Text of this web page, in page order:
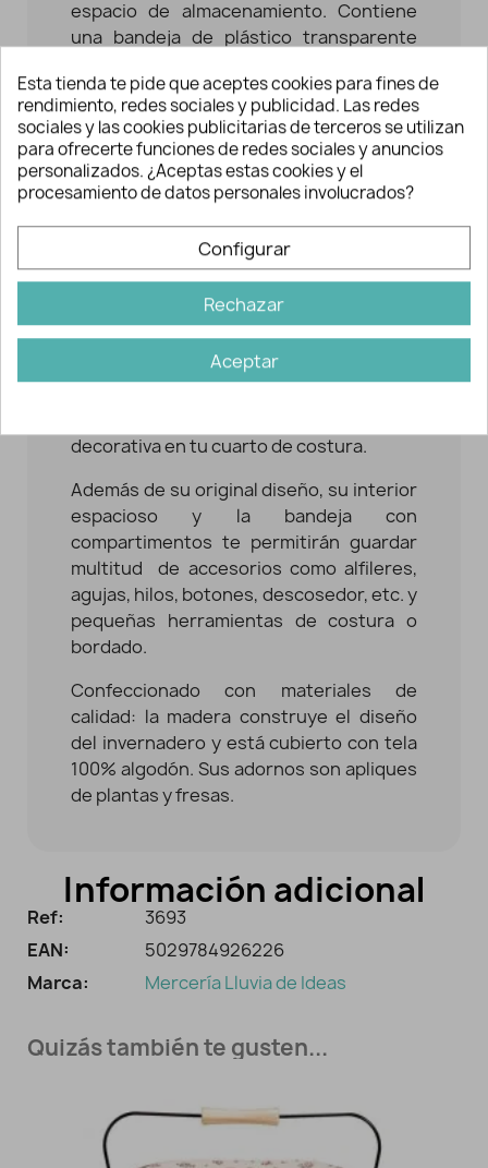
espacio de almacenamiento. Contiene
una bandeja de plástico transparente
organizar tus materiales y tenerlos a
mano rápidamente. Con cierre de
gancho en color oro viejo.
Ideal para bordadoras, costureras, etc.
También empleado como joyero. Resulta
ideal para regalo. Es práctico, de buen
tamaño y su diseño enamora.
Costurero Fresas
Estecosturero originalsimula a un
invernadero. Con él conseguirás
decorativa en tu cuarto de costura.
Además de su original diseño, su interior
espacioso y la bandeja con
compartimentos te permitirán guardar
multitud de accesorios como alfileres,
agujas, hilos, botones, descosedor, etc. y
pequeñas herramientas de costura o
bordado.
Confeccionado con materiales de
calidad: la madera construye el diseño
del invernadero y está cubierto con tela
100% algodón. Sus adornos son apliques
de plantas y fresas.
Información adicional
Ref:
3693
EAN:
5029784926226
Marca:
Mercería Lluvia de Ideas
Quizás también te gusten...
Esta tienda te pide que aceptes cookies para fines de
rendimiento, redes sociales y publicidad. Las redes
sociales y las cookies publicitarias de terceros se utilizan
para ofrecerte funciones de redes sociales y anuncios
personalizados. ¿Aceptas estas cookies y el
procesamiento de datos personales involucrados?
Configurar
Rechazar
Aceptar